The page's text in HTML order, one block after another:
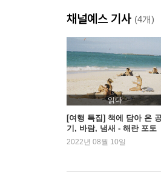
시인기期 1 - 낙엽 인간
시인기期 2 - 三 代의
시인기期 3 - 동아리를
좋은 시가 뭔데요? 98
나의 거짓말 102
줄거리 작가 109
조금씩 이사 가기 114
문보영 자기소개서 120
채널예스 기사 (4개)
읽다
[여행 특집] 책에 담아 온
기, 바람, 냄새 - 해란 포토
그래퍼
2022년 08월 10일